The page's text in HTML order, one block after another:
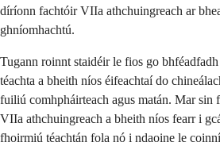
díríonn fachtóir VIIa athchuingreach ar
ghníomhachtú.
Tugann roinnt staidéir le fios go
téachta a bheith níos éifeachtaí do
fuiliú comhpháirteach agus matán. Mar sin
VIIa athchuingreach a bheith níos fearr i
fhoirmiú téachtán fola nó i ndaoine le